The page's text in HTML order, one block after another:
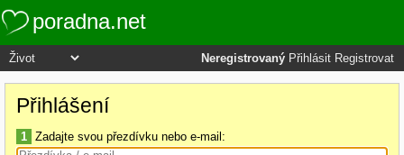
poradna.net
Neregistrovaný Přihlásit Registrovat
Přihlášení
1 Zadajte svou přezdívku nebo e-mail: